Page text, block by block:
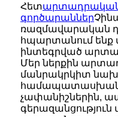
Հետ
գործարաններ
ռազմավարական
հպարտանում ենք
ինտեգրված
Մեր ներքին
մանրակրկիտ
չափանիշներին,